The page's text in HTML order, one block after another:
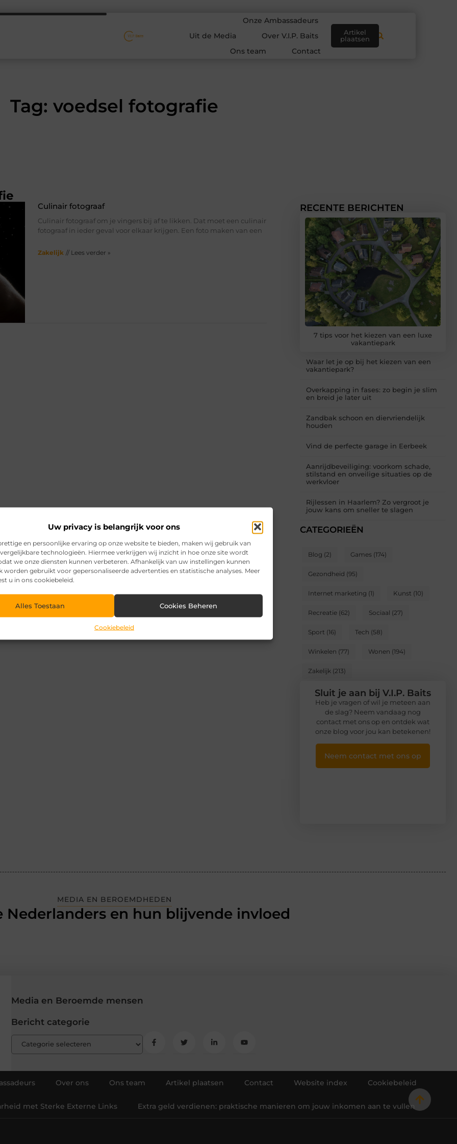
Uw privacy is belangrijk voor ons
en persoonlijke ervaring op onze website te bieden, maken wij gebruik van
technologieën. Hiermee verkrijgen wij inzicht in hoe onze site wordt
we onze diensten kunnen verbeteren. Afhankelijk van uw instellingen kunnen
worden gebruikt voor gepersonaliseerde advertenties en statistische analyses. Meer
u in ons cookiebeleid.
Alles Toestaan Cookies Beheren
Cookiebeleid
Onze Ambassadeurs
Uit de Media
Over V.I.P. Baits
Ons team
Contact
Artikel
plaatsen
Tag: voedsel fotografie
Culinair fotograaf
Culinair fotograaf om je vingers bij af te likken. Dat moet een culinair
fotograaf in ieder geval voor elkaar krijgen. Een foto maken van een
Zakelijk // Lees verder »
RECENTE BERICHTEN
7 tips voor het kiezen van een luxe
vakantiepark
Waar let je op bij het kiezen van een
vakantiepark?
Overkapping in fases: zo begin je slim
en breid je later uit
Zandbak schoon en diervriendelijk
houden
Vind de perfecte garage in Eerbeek
Aanrijdbeveiliging: voorkom schade,
stilstand en onveilige situaties op de
werkvloer
Rijlessen in Haarlem? Zo vergroot je
jouw kans om sneller te slagen
CATEGORIEËN
Blog (2) Games (174)
Gezondheid (95)
Internet marketing (1) Kunst (10)
Recreatie (62) Sociaal (27)
Sport (16) Tech (58)
Winkelen (77) Wonen (194)
Zakelijk (213)
Sluit je aan bij V.I.P. Baits
Heb je vragen of wil je meteen aan
de slag? Neem vandaag nog
contact met ons op en ontdek wat
onze blog voor jou kan betekenen!
Neem contact met ons op
MEDIA EN BEROEMDHEDEN
Nederlanders en hun blijvende invloed
Media en Beroemde mensen
Bericht categorie
Over ons Ons team Artikel plaatsen Contact Website index Cookiebeleid
met Sterke Externe Links Extra geld verdienen: praktische manieren om jouw inkomen aan te vullen